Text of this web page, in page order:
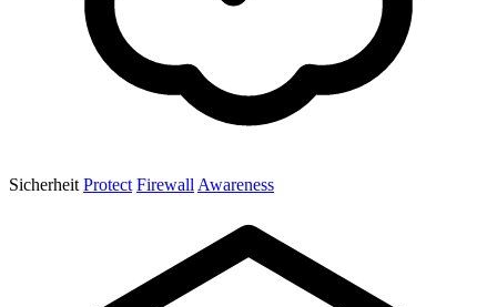
Sicherheit Protect Firewall Awareness